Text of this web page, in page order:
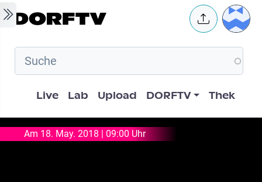
Skip to main content User
Hauptnavigation
Live Lab Upload DORFTV Thek
Am 18. May. 2018 | 09:00 Uhr